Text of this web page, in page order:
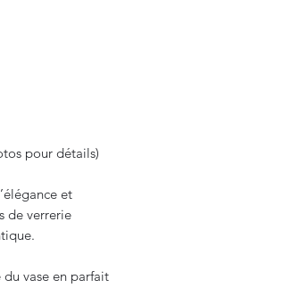
pour détails)
et
de verrerie
vase en parfait